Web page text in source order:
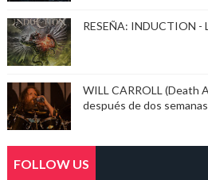
RESEÑA: INDUCTION -
WILL CARROLL (Death
después de dos
FOLLOW US